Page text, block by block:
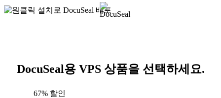
DocuSeal용 VPS 상품을 선택하세요.
67% 할인